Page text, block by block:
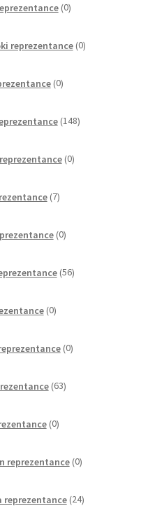
0izdelkov
reprezentance 0izdelkov
0izdelkov
148izdelkov
0izdelkov
7izdelkov
0izdelkov
56izdelkov
0izdelkov
0izdelkov
63izdelkov
0izdelkov
reprezentance 0izdelkov
reprezentance 24izdelkov